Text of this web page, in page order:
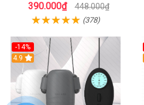
390.000₫ 448.000₫
(378)
-14%
4.9